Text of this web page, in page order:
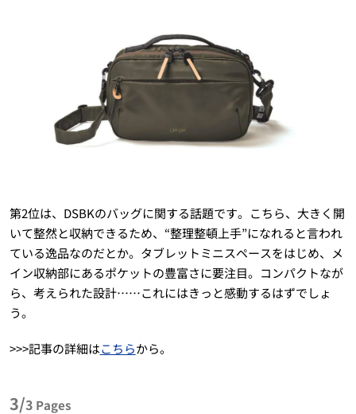
第2位は、DSBKのバッグに関する話題です。こちら、大きく開
いて整然と収納できるため、“整理整頓上手”になれると言われ
ている逸品なのだとか。タブレットミニスペースをはじめ、メ
イン収納部にあるポケットの豊富さに要注目。コンパクトなが
ら、考えられた設計……これにはきっと感動するはずでしょ
う。
>>>記事の詳細はこちらから。
3/3 Pages